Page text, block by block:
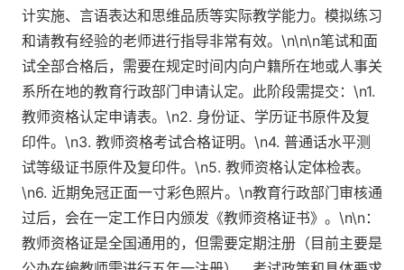
计实施、言语表达和思维品质等实际教学能力。模拟练习
和请教有经验的老师进行指导非常有效。\n\n\n笔试和面
试全部合格后，需要在规定时间内向户籍所在地或人事关
系所在地的教育行政部门申请认定。此阶段需提交：\n1.
教师资格认定申请表。\n2. 身份证、学历证书原件及复
印件。\n3. 教师资格考试合格证明。\n4. 普通话水平测
试等级证书原件及复印件。\n5. 教师资格认定体检表。
\n6. 近期免冠正面一寸彩色照片。\n教育行政部门审核通
过后，会在一定工作日内颁发《教师资格证书》。\n\n：
教师资格证是全国通用的，但需要定期注册（目前主要是